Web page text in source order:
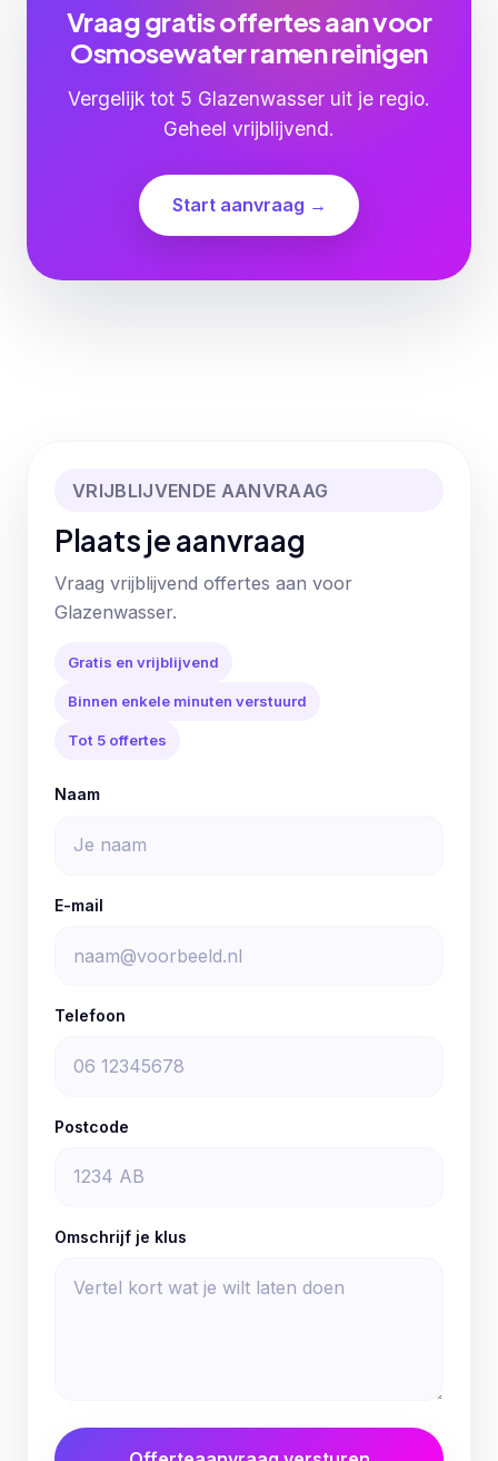
Vraag gratis offertes aan voor
Osmosewater ramen reinigen
Vergelijk tot 5 Glazenwasser uit je regio.
Geheel vrijblijvend.
Start aanvraag →
VRIJBLIJVENDE AANVRAAG
Plaats je aanvraag
Vraag vrijblijvend offertes aan voor
Glazenwasser.
Gratis en vrijblijvend
Binnen enkele minuten verstuurd
Tot 5 offertes
Naam
E-mail
Telefoon
Postcode
Omschrijf je klus